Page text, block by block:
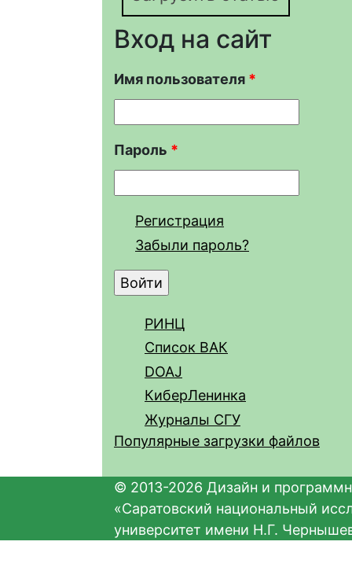
Вход на сайт
Имя пользователя *
Пароль *
Регистрация
Забыли пароль?
РИНЦ
Список ВАК
DOAJ
КиберЛенинка
Журналы СГУ
Популярные загрузки файлов
© 2013-2026 Дизайн и
«Саратовский национальный
университет имени Н.Г.